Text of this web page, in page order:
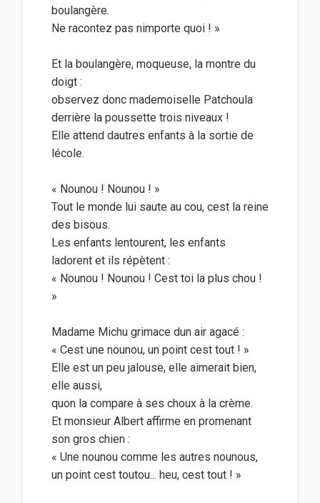
boulangère.
Ne racontez pas nimporte quoi ! »
Et la boulangère, moqueuse, la montre du
doigt :
observez donc mademoiselle Patchoula
derrière la poussette trois niveaux !
Elle attend dautres enfants à la sortie de
lécole.
« Nounou ! Nounou ! »
Tout le monde lui saute au cou, cest la reine
des bisous.
Les enfants lentourent, les enfants
ladorent et ils répètent :
« Nounou ! Nounou ! Cest toi la plus chou !
»
Madame Michu grimace dun air agacé :
« Cest une nounou, un point cest tout ! »
Elle est un peu jalouse, elle aimerait bien,
elle aussi,
quon la compare à ses choux à la crème.
Et monsieur Albert affirme en promenant
son gros chien :
« Une nounou comme les autres nounous,
un point cest toutou... heu, cest tout ! »